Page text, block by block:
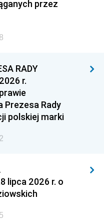
przez
RADY
r.
Prezesa Rady
polskiej marki
lipca 2026 r. o